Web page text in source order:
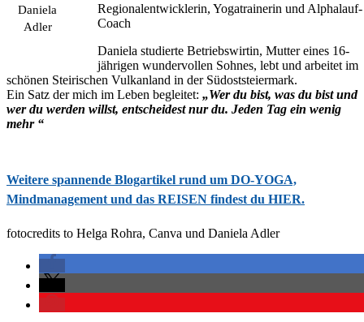
Daniela
Adler
Regionalentwicklerin, Yogatrainerin und Alphalauf-
Coach
Daniela studierte Betriebswirtin, Mutter eines 16-
jährigen wundervollen Sohnes, lebt und arbeitet im
schönen Steirischen Vulkanland in der Südoststeiermark.
Ein Satz der mich im Leben begleitet: „Wer du bist, was du bist und
wer du werden willst, entscheidest nur du. Jeden Tag ein wenig
mehr “
Weitere spannende Blogartikel rund um DO-YOGA,
Mindmanagement und das REISEN findest du HIER.
fotocredits to Helga Rohra, Canva und Daniela Adler